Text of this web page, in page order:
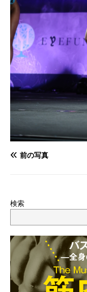
前の写真
検索